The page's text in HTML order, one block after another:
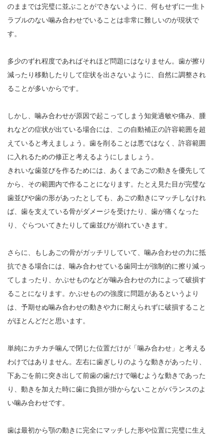
のままでは完璧に並ぶことができないように、何もせずに一生ト
ラブルのない噛み合わせでいることは非常に難しいのが現状で
す。
多少のずれ程度であればそれほど問題にはなりません。歯が擦り
減ったり移動したりして症状を出さないように、自然に調整され
ることが多いからです。
しかし、噛み合わせが原因で起こってしまう知覚過敏や痛み、腫
れなどの症状が出ている場合には、この自動補正の許容範囲を超
えていると考えましょう。歯を削ることは悪ではなく、許容範囲
に入れるための修正と考えるようにしましょう。
きれいな歯並びを作るためには、あくまであごの動きを優先して
から、その範囲内で作ることになります。たとえ見た目が完璧な
歯並びや歯の形があったとしても、あごの動きにマッチしなけれ
ば、歯を支えている骨がダメージを受けたり、歯が痛くなった
り、ぐらついてきたりして歯並びが崩れていきます。
さらに、もしあごの骨がガッチリしていて、噛み合わせの力に抵
抗できる場合には、噛み合わせている歯同士が強制的に擦り減っ
てしまったり、かぶせものなどが噛み合わせの力によって破損す
ることになります。かぶせものの強度に問題があるというより
は、予期せぬ噛み合わせの動きや力に耐えられずに破損すること
がほとんどだと思います。
単純にカチカチ噛んで閉じた位置だけが「噛み合わせ」と考える
わけではありません。左右に歯ぎしりのような動きがあったり、
下あごを前に突き出して前歯の歯だけで噛むような動きであった
り、動きを加えた時に歯に負担が掛からないことがバランスのよ
い噛み合わせです。
歯は最初から顎の動きに完全にマッチした形や位置に完璧に生え